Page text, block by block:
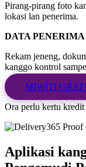
Pirang-pirang foto
lokasi lan penerima.
DATA PENERIMA
Rekam jeneng,
kanggo kontrol
MIWITI
Ora perlu kertu kredit
Aplikasi